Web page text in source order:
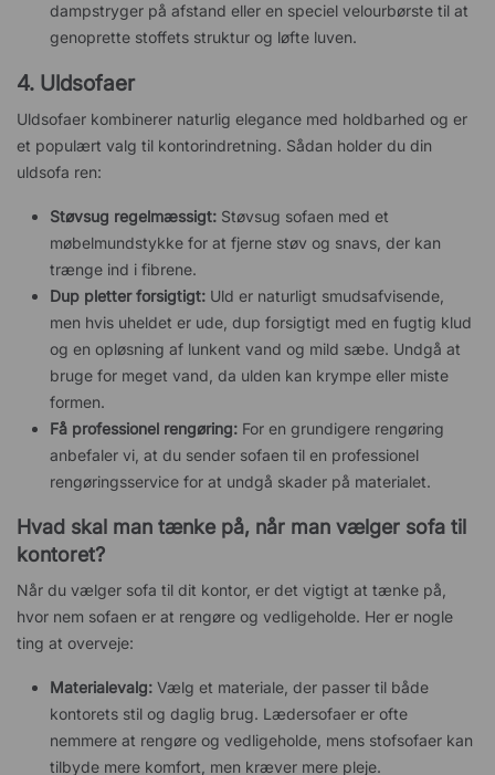
dampstryger på afstand eller en speciel velourbørste til at
genoprette stoffets struktur og løfte luven.
4. Uldsofaer
Uldsofaer kombinerer naturlig elegance med holdbarhed og er
et populært valg til kontorindretning. Sådan holder du din
uldsofa ren:
Støvsug regelmæssigt: Støvsug sofaen med et
møbelmundstykke for at fjerne støv og snavs, der kan
trænge ind i fibrene.
Dup pletter forsigtigt: Uld er naturligt smudsafvisende,
men hvis uheldet er ude, dup forsigtigt med en fugtig klud
og en opløsning af lunkent vand og mild sæbe. Undgå at
bruge for meget vand, da ulden kan krympe eller miste
formen.
Få professionel rengøring: For en grundigere rengøring
anbefaler vi, at du sender sofaen til en professionel
rengøringsservice for at undgå skader på materialet.
Hvad skal man tænke på, når man vælger sofa til
kontoret?
Når du vælger sofa til dit kontor, er det vigtigt at tænke på,
hvor nem sofaen er at rengøre og vedligeholde. Her er nogle
ting at overveje:
Materialevalg: Vælg et materiale, der passer til både
kontorets stil og daglig brug. Lædersofaer er ofte
nemmere at rengøre og vedligeholde, mens stofsofaer kan
tilbyde mere komfort, men kræver mere pleje.